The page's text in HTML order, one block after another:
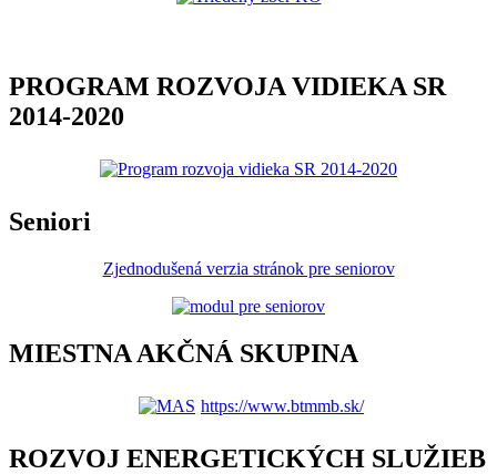
PROGRAM ROZVOJA VIDIEKA SR
2014-2020
Seniori
Zjednodušená verzia stránok pre seniorov
MIESTNA AKČNÁ SKUPINA
https://www.btmmb.sk/
ROZVOJ ENERGETICKÝCH SLUŽIEB